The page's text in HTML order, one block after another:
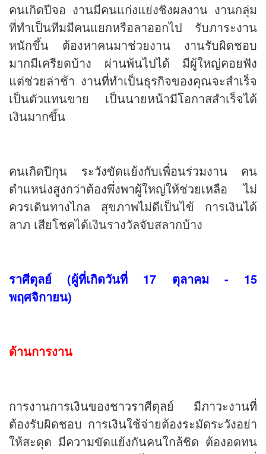
คนเกิดปีจอ งานมีคนแก่งแย่งชิงผลงาน งานกลุ่ม
ที่ทำเป็นทีมมีคนแยกหรือลาออกไป รับภาระงาน
หนักขึ้น ต้องหาคนมาช่วยงาน งานรับผิดชอบ
มากมีเครียดบ้าง ผ่านพ้นไปได้ มีผู้ใหญ่คอยฟัง
แต่ช่วยล่าช้า งานที่ทำเป็นธุรกิจของคุณจะสำเร็จ
เป็นตัวแทนขาย เป็นนายหน้ามีโอกาสสำเร็จได้
เงินมากขึ้น
คนเกิดปีกุน ระวังขัดแย้งกับเพื่อนร่วมงาน คน
ตำแหน่งสูงกว่าต้องพึ่งพาผู้ใหญ่ให้ช่วยเหลือ ไม่
ควรเดินทางไกล สุขภาพไม่ดีเป็นไข้ การเงินได้
ลาภ เสียโชคได้เงินรางวัลจับสลากบ้าง
ราศีตุลย์ (ผู้ที่เกิดวันที่ 17 ตุลาคม - 15
พฤศจิกายน)
ด้านการงาน
การงานการเงินของชาวราศีตุลย์ มีภาวะงานที่
ต้องรับผิดชอบ การเงินใช้จ่ายต้องระมัดระวังอย่า
ให้สะดุด มีความขัดแย้งกันคนใกล้ชิด ต้องอดทน